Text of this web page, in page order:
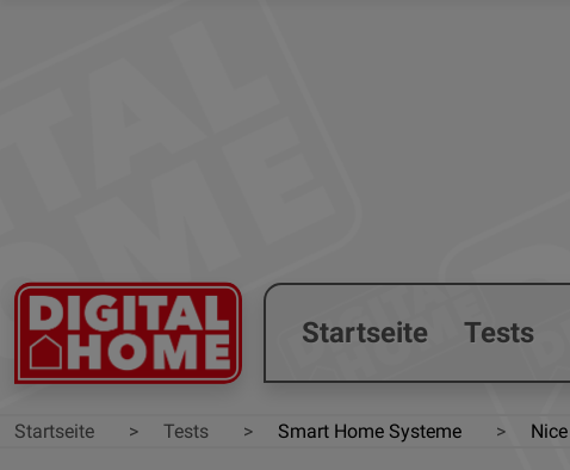
Startseite Tests
Startseite Tests Smart Home Systeme Nice